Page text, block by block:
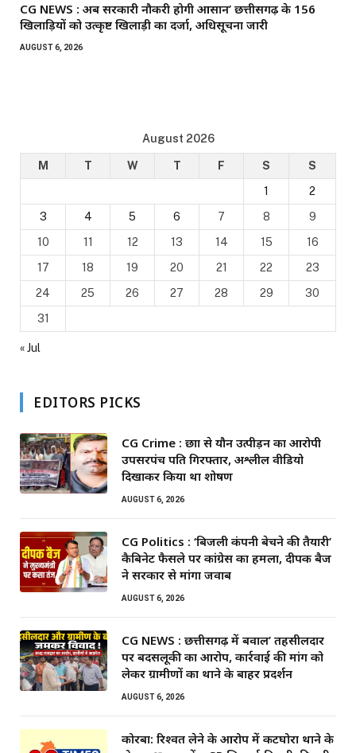
CG NEWS : अब सरकारी नौकरी होगी आसान’ छत्तीसगढ़ के 156
खिलाड़ियों को उत्कृष्ट खिलाड़ी का दर्जा, अधिसूचना जारी
AUGUST 6, 2026
August 2026
M T W T F S
S
1
2
3
4 5 6 7 8
9
10
11 12 13 14 15
16
17
18 19 20 21 22
23
24
25 26 27 28 29
30
31
« Jul
EDITORS PICKS
CG Crime : छात्रा से यौन उत्पीड़न का आरोपी
उपसरपंच पति गिरफ्तार, अश्लील वीडियो
दिखाकर किया था शोषण
AUGUST 6, 2026
CG Politics : ‘बिजली कंपनी बेचने की तैयारी’
कैबिनेट फैसले पर कांग्रेस का हमला, दीपक बैज
ने सरकार से मांगा जवाब
AUGUST 6, 2026
CG NEWS : छत्तीसगढ़ में बवाल’ तहसीलदार
पर बदसलूकी का आरोप, कार्रवाई की मांग को
लेकर ग्रामीणों का थाने के बाहर प्रदर्शन
AUGUST 6, 2026
कोरबा: रिश्वत लेने के आरोप में कटघोरा थाने के